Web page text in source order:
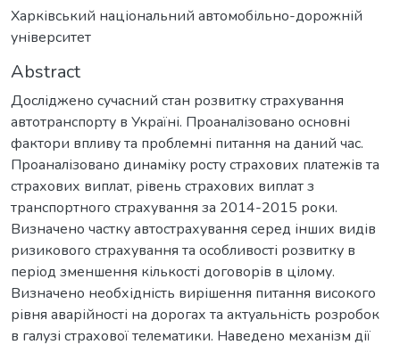
Харківський національний автомобільно-дорожній
університет
Abstract
Досліджено сучасний стан розвитку страхування
автотранспорту в Україні. Проаналізовано основні
фактори впливу та проблемні питання на даний час.
Проаналізовано динаміку росту страхових платежів та
страхових виплат, рівень страхових виплат з
транспортного страхування за 2014-2015 роки.
Визначено частку автострахування серед інших видів
ризикового страхування та особливості розвитку в
період зменшення кількості договорів в цілому.
Визначено необхідність вирішення питання високого
рівня аварійності на дорогах та актуальність розробок
в галузі страхової телематики. Наведено механізм дії